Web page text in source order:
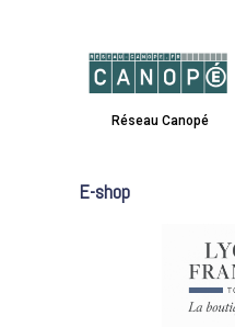
Réseau Canopé
E-shop